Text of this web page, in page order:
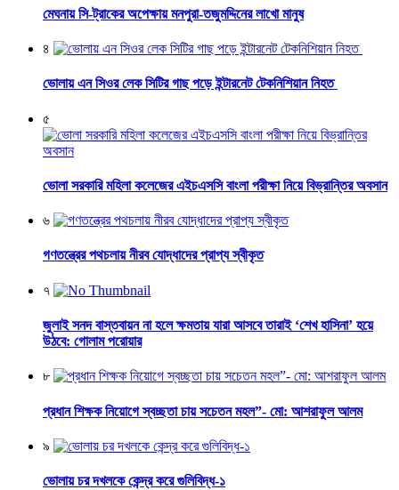
মেঘনায় সি-ট্রাকের অপেক্ষায় মনপুরা-তজুমদ্দিনের লাখো মানুষ
৪
ভোলায় এন সিওর লেক সিটির গাছ পড়ে ইন্টারনেট টেকনিশিয়ান নিহত
৫
ভোলা সরকারি মহিলা কলেজের এইচএসসি বাংলা পরীক্ষা নিয়ে বিভ্রান্তির অবসান
৬
গণতন্ত্রের পথচলায় নীরব যোদ্ধাদের প্রাপ্য স্বীকৃত
৭
জুলাই সনদ বাস্তবায়ন না হলে ক্ষমতায় যারা আসবে তারাই ‘শেখ হাসিনা’ হয়ে
উঠবে: গোলাম পরোয়ার
৮
প্রধান শিক্ষক নিয়োগে স্বচ্ছতা চায় সচেতন মহল”- মো: আশরাফুল আলম
৯
ভোলায় চর দখলকে কেন্দ্র করে গুলিবিদ্ধ-১